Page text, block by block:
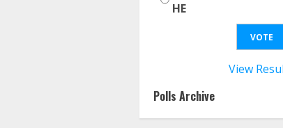
НЕ
View
Polls Archive